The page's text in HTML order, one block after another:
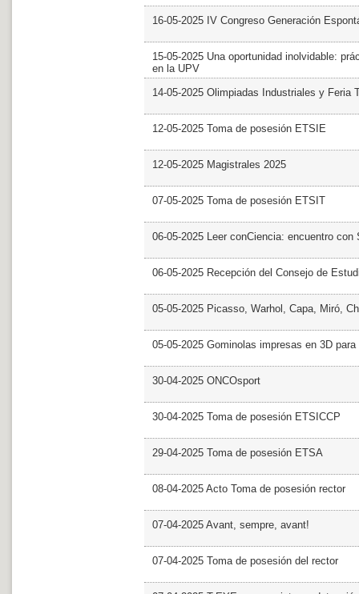
16-05-2025 IV Congreso Generación
15-05-2025 Una oportunidad inolvidable:
en la UPV
14-05-2025 Olimpiadas Industriales y Feria
12-05-2025 Toma de posesión ETSIE
12-05-2025 Magistrales 2025
07-05-2025 Toma de posesión ETSIT
06-05-2025 Leer conCiencia: encuentro con
06-05-2025 Recepción del Consejo de
05-05-2025 Picasso, Warhol, Capa, Miró,
05-05-2025 Gominolas impresas en 3D
30-04-2025 ONCOsport
30-04-2025 Toma de posesión ETSICCP
29-04-2025 Toma de posesión ETSA
08-04-2025 Acto Toma de posesión rector
07-04-2025 Avant, sempre, avant!
07-04-2025 Toma de posesión del rector